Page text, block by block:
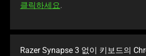
클릭하세요.
Razer Synapse 3 없이 키보드의